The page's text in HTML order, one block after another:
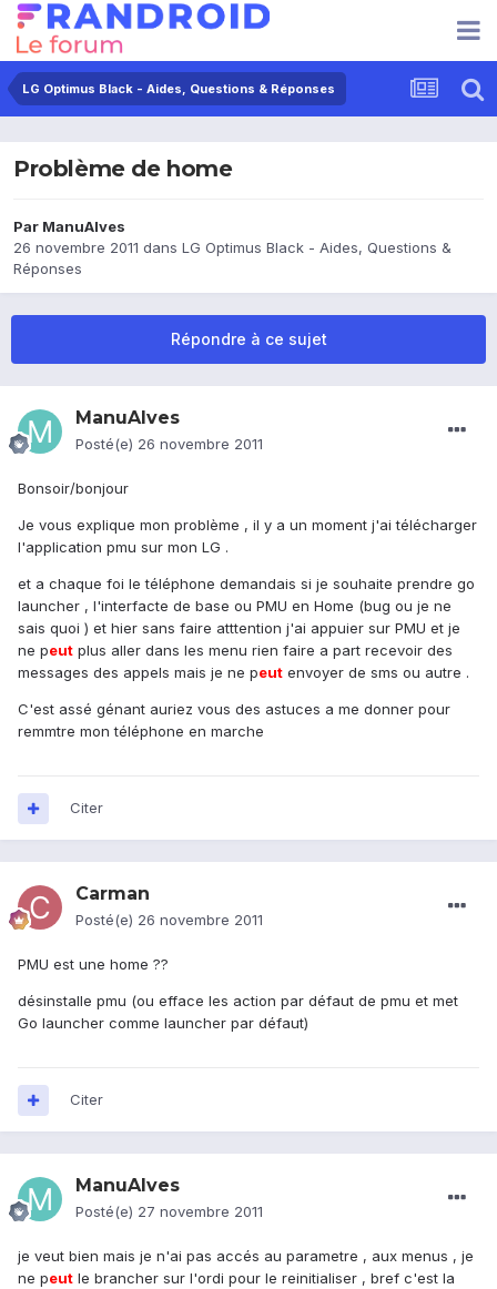
LG Optimus Black - Aides, Questions & Réponses
Problème de home
Par ManuAlves
26 novembre 2011 dans LG Optimus Black - Aides, Questions &
Réponses
Répondre à ce sujet
ManuAlves
Posté(e) 26 novembre 2011
Bonsoir/bonjour
Je vous explique mon problème , il y a un moment j'ai télécharger
l'application pmu sur mon LG .
et a chaque foi le téléphone demandais si je souhaite prendre go
launcher , l'interfacte de base ou PMU en Home (bug ou je ne
sais quoi ) et hier sans faire atttention j'ai appuier sur PMU et je
ne peut plus aller dans les menu rien faire a part recevoir des
messages des appels mais je ne peut envoyer de sms ou autre .
C'est assé génant auriez vous des astuces a me donner pour
remmtre mon téléphone en marche
Citer
Carman
Posté(e) 26 novembre 2011
PMU est une home ??
désinstalle pmu (ou efface les action par défaut de pmu et met
Go launcher comme launcher par défaut)
Citer
ManuAlves
Posté(e) 27 novembre 2011
je veut bien mais je n'ai pas accés au parametre , aux menus , je
ne peut le brancher sur l'ordi pour le reinitialiser , bref c'est la